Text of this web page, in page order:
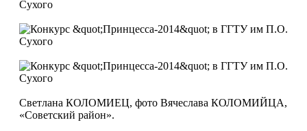
Светлана КОЛОМИЕЦ, фото Вячеслава КОЛОМИЙЦА,
«Советский район».